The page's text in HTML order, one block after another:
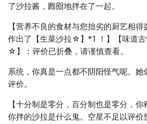
了沙拉酱，囫囵地拌在了一起。
【营养不良的食材与您拙劣的厨艺相
作出了【生菜沙拉☆】*1 ！】【味道
☆】：评价已折叠，请谨慎查看。
系统，你真是一点都不阴阳怪气呢。她
评价。
【十分制是零分，百分制也是零分，你
你拌的沙拉是什么鬼。空星不足以评价